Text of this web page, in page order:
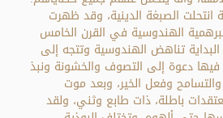
الصبغة الدينية، وقد ظهرت
الهندوسية في القرن الخامس
تناهض الهندوسية وتتجه إلى
فيها دعوة إلى التصوف والخشونة ونبذ
والتسامح وفعل الخير، وبعد موت
باطلة، ذات طابع وثني، ولقد